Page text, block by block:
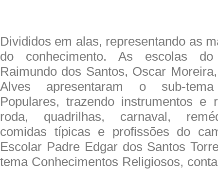
Divididos em alas, representando as
do conhecimento. As escolas
Raimundo dos Santos, Oscar
Alves apresentaram o sub-tema
Populares, trazendo instrumentos e
roda, quadrilhas, carnaval,
comidas típicas e profissões do
Escolar Padre Edgar dos Santos
tema Conhecimentos Religiosos,